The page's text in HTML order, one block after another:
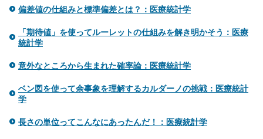
偏差値の仕組みと標準偏差とは？：医療統計学
「期待値」を使ってルーレットの仕組みを解き明かそう：医療
統計学
意外なところから生まれた確率論：医療統計学
ベン図を使って余事象を理解するカルダーノの挑戦：医療統計
学
長さの単位ってこんなにあったんだ！：医療統計学